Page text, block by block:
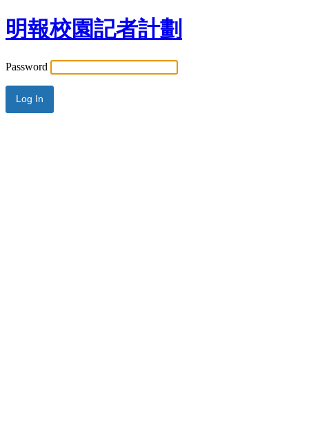
明報校園記者計劃
Password